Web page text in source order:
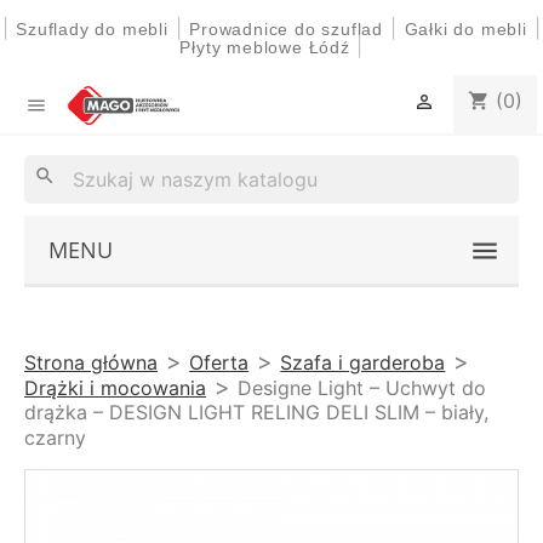
Szuflady do mebli Prowadnice do szuflad Gałki do mebli
Płyty meblowe Łódź
 shopping_cart (0)

search
MENU
Strona główna Oferta
Szafa i garderoba
Drążki i mocowania
Designe Light – Uchwyt do
drążka – DESIGN LIGHT RELING DELI SLIM – biały,
czarny